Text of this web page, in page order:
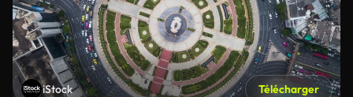
iStock Télécharger